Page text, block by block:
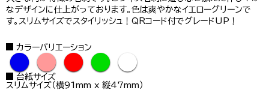
なデザインに仕上がっております。色は爽やかなイエローグリーンで
す。スリムサイズでスタイリッシュ！QRコード付でグレードUP！
カラーバリエーション
● ● ● ● ●
台紙サイズ
スリムサイズ（横91mm x 縦47mm）